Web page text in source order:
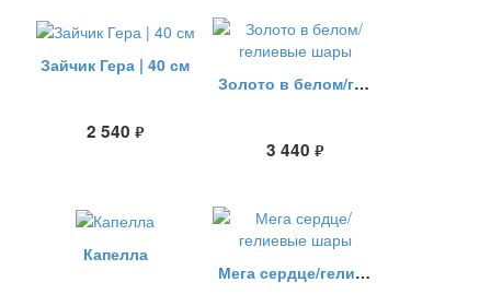
Зайчик Гера | 40 см
2 540 руб.
Золото в белом/гелиевые шары
3 440 руб.
Капелла
Мега сердце/гелиевые шары